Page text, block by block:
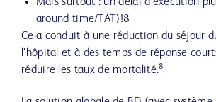
around time/TAT)!8
Cela conduit à une réduction du séjour
l’hôpital et à des temps de réponse
réduire les taux de mortalité.8